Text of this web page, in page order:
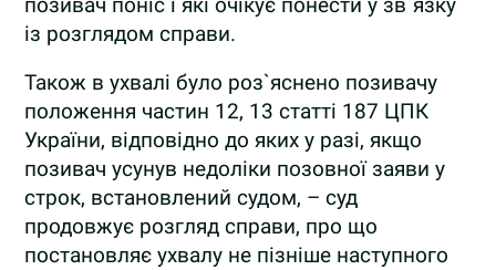
із розглядом справи.
Також в ухвалі було роз`яснено позивачу
положення частин 12, 13 статті 187 ЦПК
України, відповідно до яких у разі, якщо
позивач усунув недоліки позовної заяви у
строк, встановлений судом, – суд
продовжує розгляд справи, про що
постановляє ухвалу не пізніше наступного